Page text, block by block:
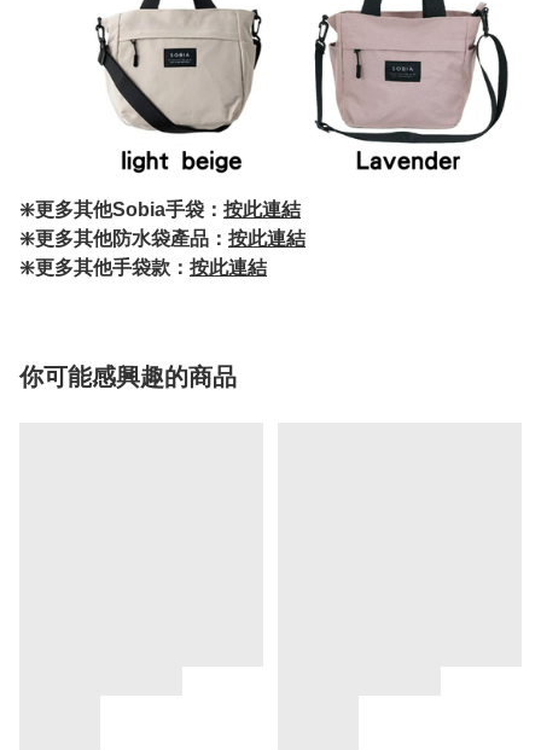
❇️更多其他Sobia手袋： 按此連結
❇️更多其他防水袋產品： 按此連結
❇️更多其他手袋款： 按此連結
你可能感興趣的商品